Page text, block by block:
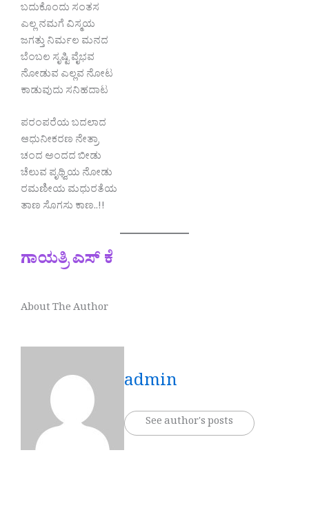
ಬದುಕೊಂದು ಸಂತಸ
ಎಲ್ಲ ನಮಗೆ ವಿಸ್ಮಯ
ಜಗತ್ತು ನಿರ್ಮಲ ಮನದ
ಬೆಂಬಲ ಸೃಷ್ಟಿ ವೈಭವ
ನೋಡುವ ಎಲ್ಲವ ನೋಟ
ಕಾಡುವುದು ಸನಿಹದಾಟ
ಪರಂಪರೆಯ ಬದಲಾದ
ಆಧುನೀಕರಣ ನೇತ್ರಾ
ಚಂದ ಅಂದದ ಬೀಡು
ಚೆಲುವ ಪೃಥ್ವಿಯ ನೋಡು
ರಮಣೀಯ ಮಧುರತೆಯ
ತಾಣ ಸೊಗಸು ಕಾಣ..!!
ಗಾಯತ್ರಿ ಎಸ್ ಕೆ
About The Author
admin
See author's posts